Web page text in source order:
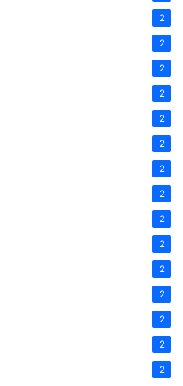
2
2
2
2
2
2
2
2
2
2
2
2
2
2
2